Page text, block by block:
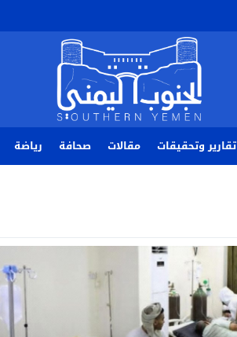
تقارير وتحقيقات مقالات صحافة رياضة